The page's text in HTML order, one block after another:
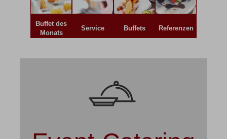
Buffet des
Monats
Service Buffets Referenzen